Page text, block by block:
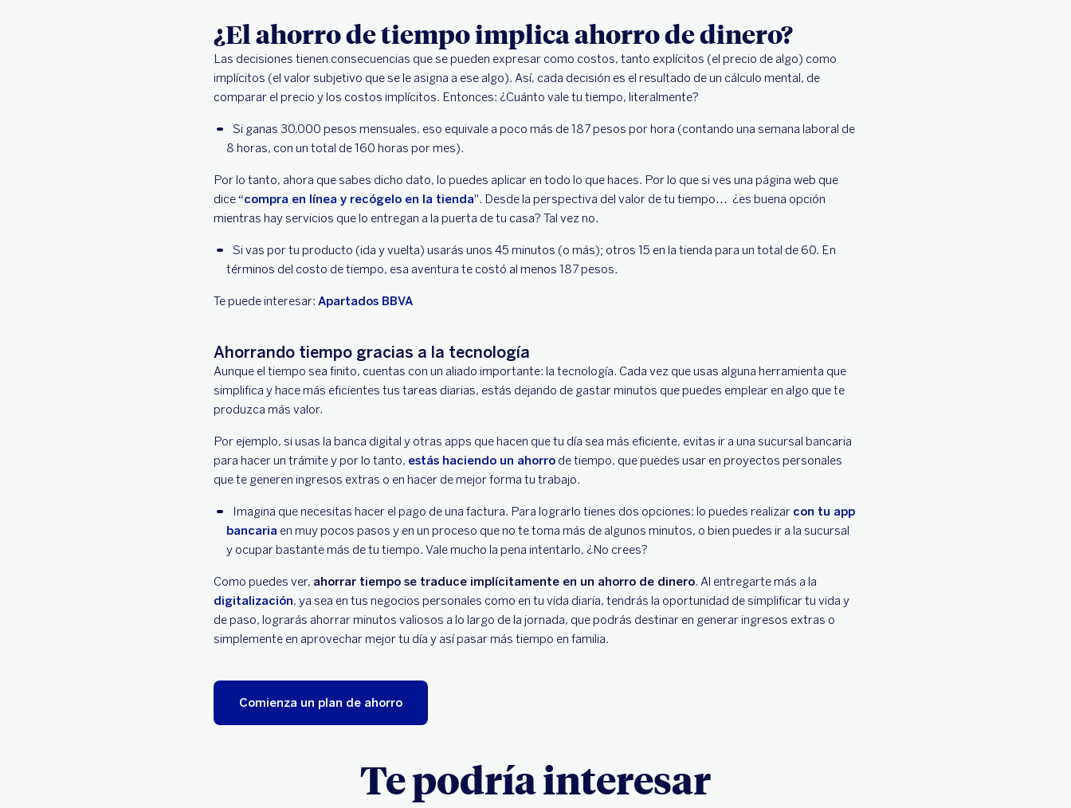
¿El ahorro de tiempo implica ahorro de dinero?
Las decisiones tienen consecuencias que se pueden expresar como costos, tanto explícitos (el precio de algo) como
implícitos (el valor subjetivo que se le asigna a ese algo). Así, cada decisión es el resultado de un cálculo mental, de
comparar el precio y los costos implícitos. Entonces: ¿Cuánto vale tu tiempo, literalmente?
Si ganas 30,000 pesos mensuales, eso equivale a poco más de 187 pesos por hora (contando una semana laboral de
8 horas, con un total de 160 horas por mes).
Por lo tanto, ahora que sabes dicho dato, lo puedes aplicar en todo lo que haces. Por lo que si ves una página web que
dice “compra en línea y recógelo en la tienda". Desde la perspectiva del valor de tu tiempo… ¿es buena opción
mientras hay servicios que lo entregan a la puerta de tu casa? Tal vez no.
Si vas por tu producto (ida y vuelta) usarás unos 45 minutos (o más); otros 15 en la tienda para un total de 60. En
términos del costo de tiempo, esa aventura te costó al menos 187 pesos.
Te puede interesar: Apartados BBVA
Ahorrando tiempo gracias a la tecnología
Aunque el tiempo sea finito, cuentas con un aliado importante: la tecnología. Cada vez que usas alguna herramienta que
simplifica y hace más eficientes tus tareas diarias, estás dejando de gastar minutos que puedes emplear en algo que te
produzca más valor.
Por ejemplo, si usas la banca digital y otras apps que hacen que tu día sea más eficiente, evitas ir a una sucursal bancaria
para hacer un trámite y por lo tanto, estás haciendo un ahorro de tiempo, que puedes usar en proyectos personales
que te generen ingresos extras o en hacer de mejor forma tu trabajo.
Imagina que necesitas hacer el pago de una factura. Para lograrlo tienes dos opciones: lo puedes realizar con tu app
bancaria en muy pocos pasos y en un proceso que no te toma más de algunos minutos, o bien puedes ir a la sucursal
y ocupar bastante más de tu tiempo. Vale mucho la pena intentarlo, ¿No crees?
Como puedes ver, ahorrar tiempo se traduce implícitamente en un ahorro de dinero. Al entregarte más a la
digitalización, ya sea en tus negocios personales como en tu vida diaria, tendrás la oportunidad de simplificar tu vida y
de paso, lograrás ahorrar minutos valiosos a lo largo de la jornada, que podrás destinar en generar ingresos extras o
simplemente en aprovechar mejor tu día y así pasar más tiempo en familia.
Comienza un plan de ahorro
Te podría interesar